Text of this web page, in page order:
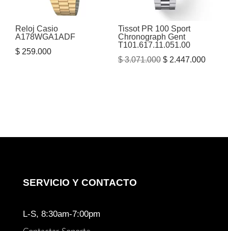
Reloj Casio
A178WGA1ADF
$ 259.000
Tissot PR 100 Sport
Chronograph Gent
T101.617.11.051.00
$3.071.000 El
$2.447.000El
SERVICIO Y CONTACTO
L-S, 8:30am-7:00pm